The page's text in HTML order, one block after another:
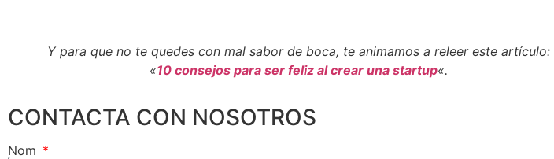
Y para que no te quedes con mal sabor de boca, te animamos a releer este artículo:
«10 consejos para ser feliz al crear una startup«.
CONTACTA CON NOSOTROS
Nom